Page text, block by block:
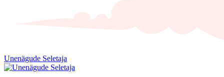
Unenägude Seletaja